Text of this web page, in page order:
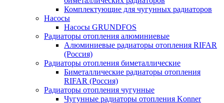
Комплектующие для чугунных радиаторов
Насосы
Насосы GRUNDFOS
Радиаторы отопления алюминиевые
Алюминиевые радиаторы отопления RIFAR
(Россия)
Радиаторы отопления биметаллические
Биметаллические радиаторы отопления
RIFAR (Россия)
Радиаторы отопления чугунные
Чугунные радиаторы отопления Konner